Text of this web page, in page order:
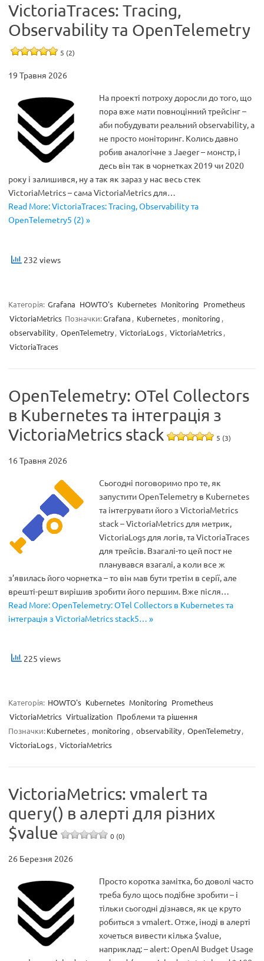
VictoriaTraces: Tracing,
Observability та OpenTelemetry
5 (2)
19 Травня 2026
На проекті потроху доросли до того, що
пора вже мати повноцінний трейсінг –
аби побудувати реальний observability, а
не просто моніторинг. Колись давно
робив аналогічне з Jaeger – монстр, і
десь він так в чорнетках 2019 чи 2020
року і залишився, ну а так як зараз у нас весь стек
VictoriaMetrics – сама VictoriaMetrics для…
Read More: VictoriaTraces: Tracing, Observability та
OpenTelemetry5 (2) »
232 views
Категорія: Grafana HOWTO's Kubernetes Monitoring Prometheus
VictoriaMetrics Позначки:Grafana , Kubernetes, monitoring ,
observability, OpenTelemetry, VictoriaLogs, VictoriaMetrics,
VictoriaTraces
OpenTelemetry: OTel Collectors
в Kubernetes та інтеграція з
VictoriaMetrics stack
5 (3)
16 Травня 2026
Сьогодні поговоримо про те, як
запустити OpenTelemetry в Kubernetes
та інтегрувати його з VictoriaMetrics
stack – VictoriaMetrics для метрик,
VictoriaLogs для логів, та VictoriaTraces
для трейсів. Взагалі-то цей пост не
планувався взагалі, а коли все ж
з’явилась його чорнетка – то він мав бути третім в серії, але
врешті-решт вирішив зробити його першим. Вже після…
Read More: OpenTelemetry: OTel Collectors в Kubernetes та
інтеграція з VictoriaMetrics stack5… »
225 views
Категорія: HOWTO's Kubernetes Monitoring Prometheus
VictoriaMetrics Virtualization Проблеми та рішення
Позначки:Kubernetes, monitoring , observability, OpenTelemetry,
VictoriaLogs, VictoriaMetrics
VictoriaMetrics: vmalert та
query() в алерті для різних
$value
0 (0)
26 Березня 2026
Просто коротка замітка, бо доволі часто
треба було щось подібне зробити – і
тільки сьогодні дізнався, як це круто
робиться з vmalert. Отже, іноді в алерті
хочеться вивести кілька $value,
наприклад: – alert: OpenAI Budget Usage